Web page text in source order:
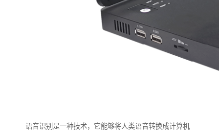
语音识别是一种技术，它能够将人类语音转换成计算机